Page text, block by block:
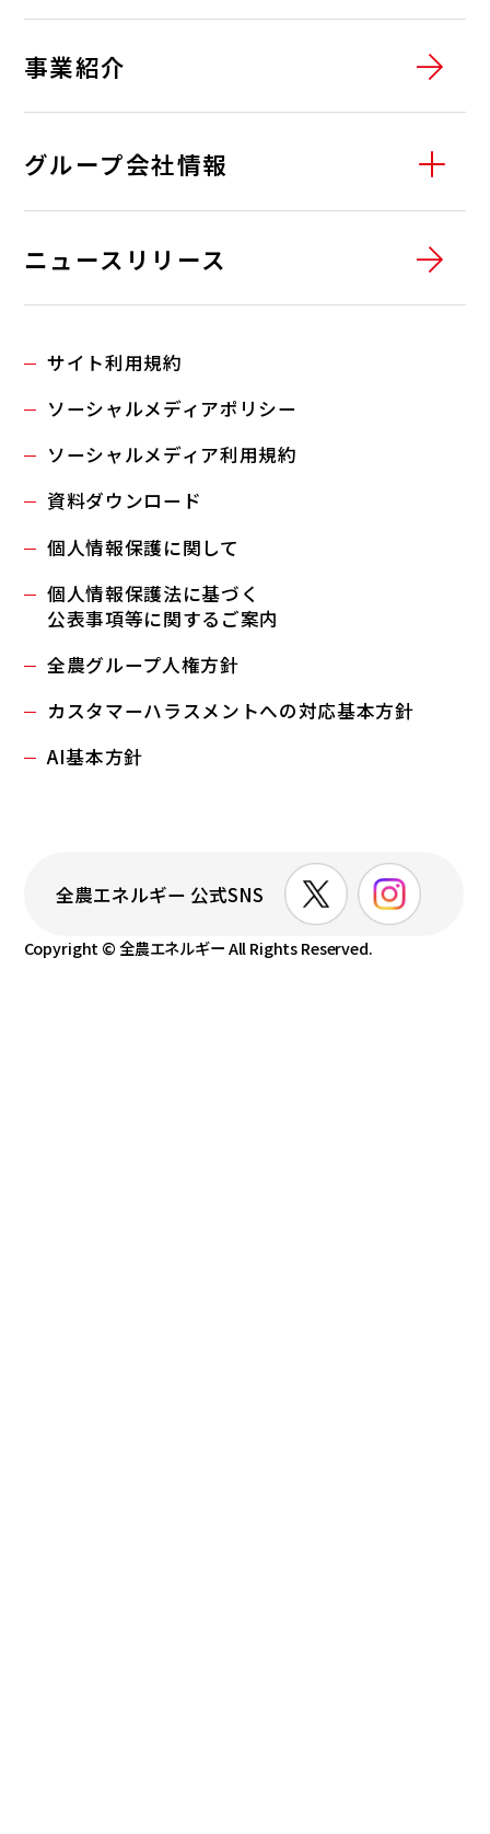
燃料油の配達
事業紹介
グループ会社情報
全農エネルギー株式会社
02
全農東北エネルギー株式会社
株式会社JAエネルギー千葉
04
全農東日本エネルギー株式会社
05
全農関西エネルギー株式会社
全農西日本エネルギー株式会社
全農九州エネルギー株式会社
ニュースリリース
サイト利用規約
ソーシャルメディアポリシー
ソーシャルメディア利用規約
資料ダウンロード
個人情報保護に関して
個人情報保護法に基づく
公表事項等に関するご案内
全農グループ人権方針
カスタマーハラスメントへの対応基本方針
AI基本方針
全農エネルギー 公式SNS
Copyright © 全農エネルギー All Rights Reserved.